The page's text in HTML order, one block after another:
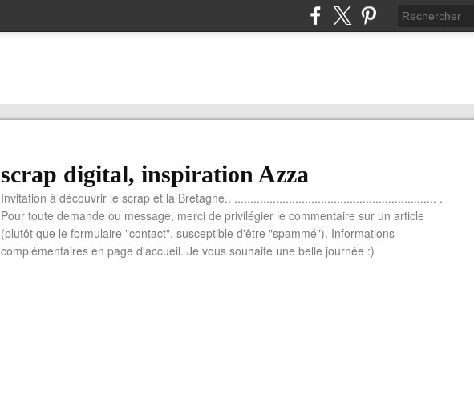
scrap digital, inspiration Azza
Invitation à découvrir le scrap et la Bretagne.. ............................................................... .
Pour toute demande ou message, merci de privilégier le commentaire sur un article
(plutôt que le formulaire "contact", susceptible d'être "spammé"). Informations
complémentaires en page d'accueil. Je vous souhaite une belle journée :)